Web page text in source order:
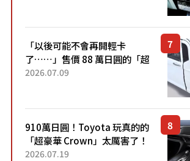
「以後可能不會再開輕卡
了……」售價 88 萬日圓的「超
迷你輕型貨車」引發兩極評
了！...
2026.07.09
910萬日圓！Toyota 玩真的的
「超豪華 Crown」太厲害了！
採用由「匠人技藝」打造的
2026.07.19